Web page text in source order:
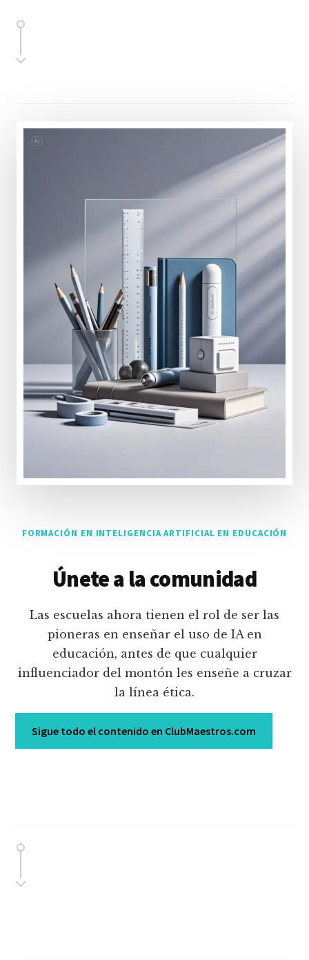
FORMACIÓN EN INTELIGENCIA ARTIFICIAL EN EDUCACIÓN
Únete a la comunidad
Las escuelas ahora tienen el rol de ser las
pioneras en enseñar el uso de IA en
educación, antes de que cualquier
influenciador del montón les enseñe a cruzar
la línea ética.
Sigue todo el contenido en ClubMaestros.com